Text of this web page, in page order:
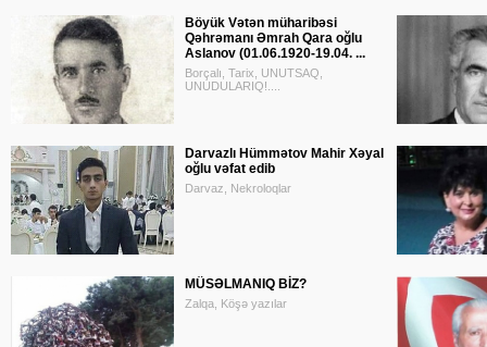
Böyük Vətən müharibəsi
Qəhrəmanı Əmrah Qara oğlu
Aslanov (01.06.1920-19.04. ...
Borçalı, Tarix, UNUTSAQ,
UNUDULARIQ!....
Darvazlı Hümmətov Mahir Xəyal
oğlu vəfat edib
Darvaz, Nekroloqlar
MÜSƏLMANIQ BİZ?
Zalqa, Köşə yazılar